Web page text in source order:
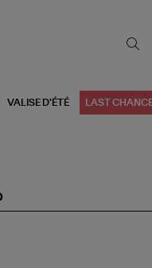
VALISE D'ÉTÉ LAST